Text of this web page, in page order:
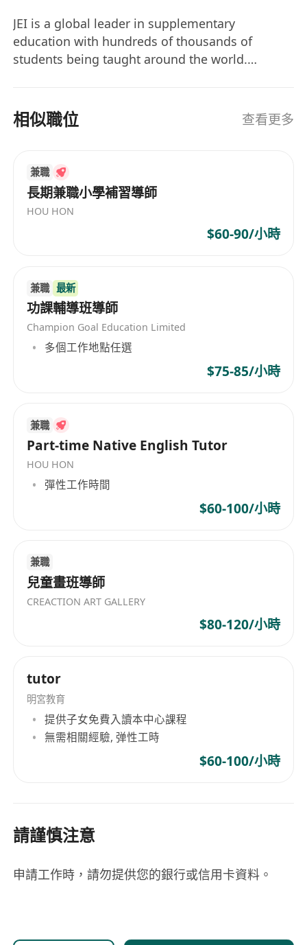
JEI is a global leader in supplementary
education with hundreds of thousands of
students being taught around the world.
have the potential to become creative and
talented individuals. For more information,
www.brainkeyeducation.com and www.jei.hk.
相似職位 查看更多
兼職
長期兼職小學補習導師
HOU HON
$60-90/小時
兼職 最新
功課輔導班導師
Champion Goal Education Limited
多個工作地點任選
$75-85/小時
兼職
Part-time Native English Tutor
HOU HON
彈性工作時間
$60-100/小時
兼職
兒童畫班導師
CREACTION ART GALLERY
$80-120/小時
tutor
明宮教育
提供子女免費入讀本中心課程
無需相關經驗, 弹性工時
$60-100/小時
請謹慎注意
申請工作時，請勿提供您的銀行或信用卡資料。